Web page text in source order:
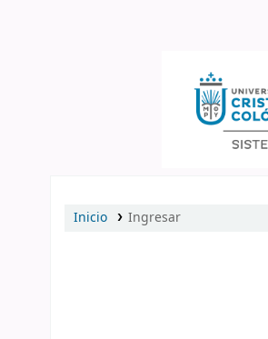
Inicio Ingresar